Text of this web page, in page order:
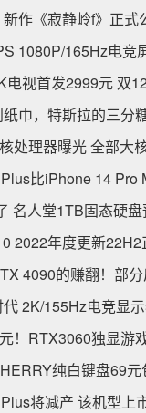
新作《寂静岭f》正
1080P/165Hz电竞
电视首发2999元 双
巾，特斯拉的三
处理器曝光 全部大
比iPhone 14 Pro
名人堂1TB固态硬
2022年度更新
4090的赚翻！部
2K/155Hz电竞显
！RTX3060独显游
纯白键盘69
将减产 该机型上